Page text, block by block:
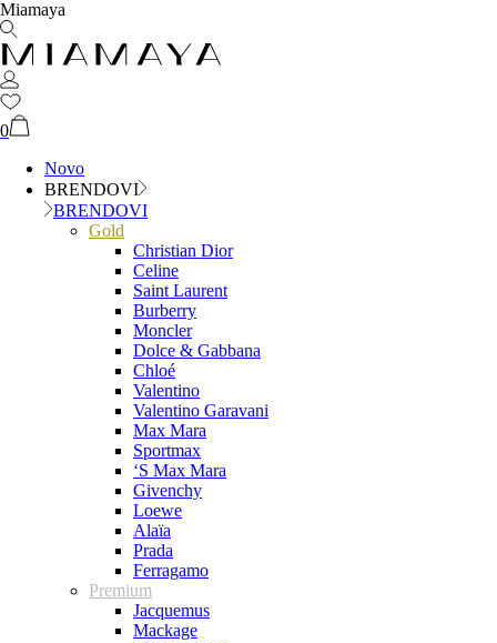
Miamaya
0
Novo
BRENDOVI
BRENDOVI
Gold
Christian Dior
Celine
Saint Laurent
Burberry
Moncler
Dolce & Gabbana
Chloé
Valentino
Valentino Garavani
Max Mara
Sportmax
‘S Max Mara
Givenchy
Loewe
Alaïa
Prada
Ferragamo
Premium
Jacquemus
Mackage